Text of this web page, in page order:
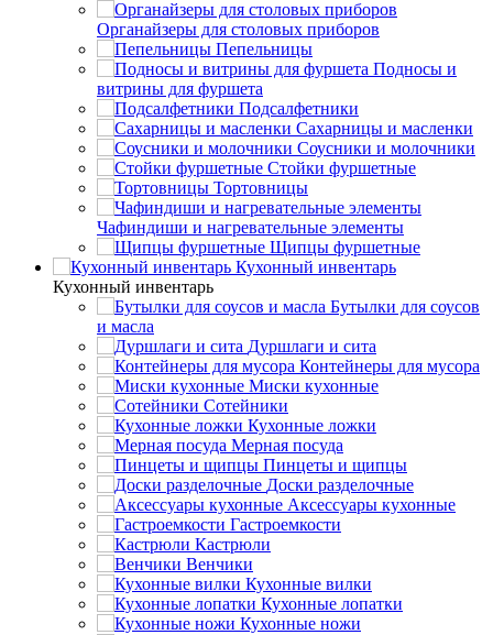
Органайзеры для столовых приборов
Пепельницы
Подносы и
витрины для фуршета
Подсалфетники
Сахарницы и масленки
Соусники и молочники
Стойки фуршетные
Тортовницы
Чафиндиши и нагревательные элементы
Щипцы фуршетные
Кухонный инвентарь
Кухонный инвентарь
Бутылки для соусов
и масла
Дуршлаги и сита
Контейнеры для мусора
Миски кухонные
Сотейники
Кухонные ложки
Мерная посуда
Пинцеты и щипцы
Доски разделочные
Аксессуары кухонные
Гастроемкости
Кастрюли
Венчики
Кухонные вилки
Кухонные лопатки
Кухонные ножи